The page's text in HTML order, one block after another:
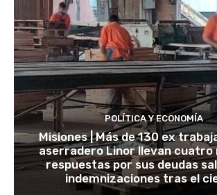
POLÍTICA Y ECONOMÍA
Misiones | Más de 130 ex
aserradero Linor llevan cuatro
respuestas por sus deudas
indemnizaciones tras el